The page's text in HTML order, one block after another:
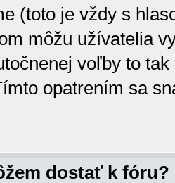
(toto je vždy s
môžu užívatelia
voľby to
opatrením sa
dostať k fóru?